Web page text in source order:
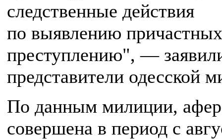
следственные действия
по выявлению
преступлению", —
представители одесской
По данным милиции,
совершена в период с